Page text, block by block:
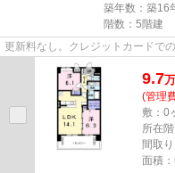
築年数：築16
階数：5階建
更新料なし。クレジットカードで
9.7万
(管理
敷：0
所在
間取
面積